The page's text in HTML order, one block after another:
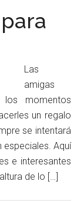
Las
amigas
momentos
un regalo
se intentará
Aquí
e interesantes
de lo […]